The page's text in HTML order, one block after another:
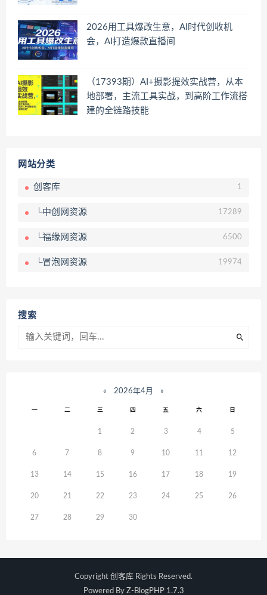
2026用工具爆改生意，AI时代创收机
会，AI打造爆款直播间
（17393期）AI+摄影提效实战营，从本
地部署，主流工具实战，到高阶工作流搭
建的全链路技能
网站分类
创客库 1
└中创网资源 17289
└福缘网资源 6500
└冒泡网资源 19974
搜索
« 2026年4月 »
一 二 三 四 五 六 日
1 2 3 4 5
6 7 8 9 10 11 12
13 14 15 16 17 18 19
20 21 22 23 24 25 26
27 28 29 30
Copyright 创客库 Rights Reserved.
Powered By Z-BlogPHP 1.7.3